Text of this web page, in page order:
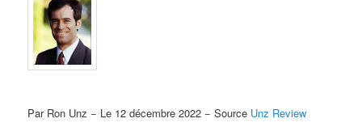
Par Ron Unz − Le 12 décembre 2022 − Source Unz Review